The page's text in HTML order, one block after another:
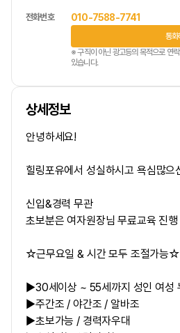
전화번호 010-7588-7741
통화
※ 구직이 아닌 광고등의 목적으로 연
있습니다.
상세정보
안녕하세요!
힐링포유에서 성실하시고 욕심많으
신입&경력 무관
초보분은 여자원장님 무료교육 진행
☆근무요일 & 시간 모두 조절가능☆
▶30세이상 ~ 55세까지 성인 여성
▶주간조 / 야간조 / 알바조
▶초보가능 / 경력자우대